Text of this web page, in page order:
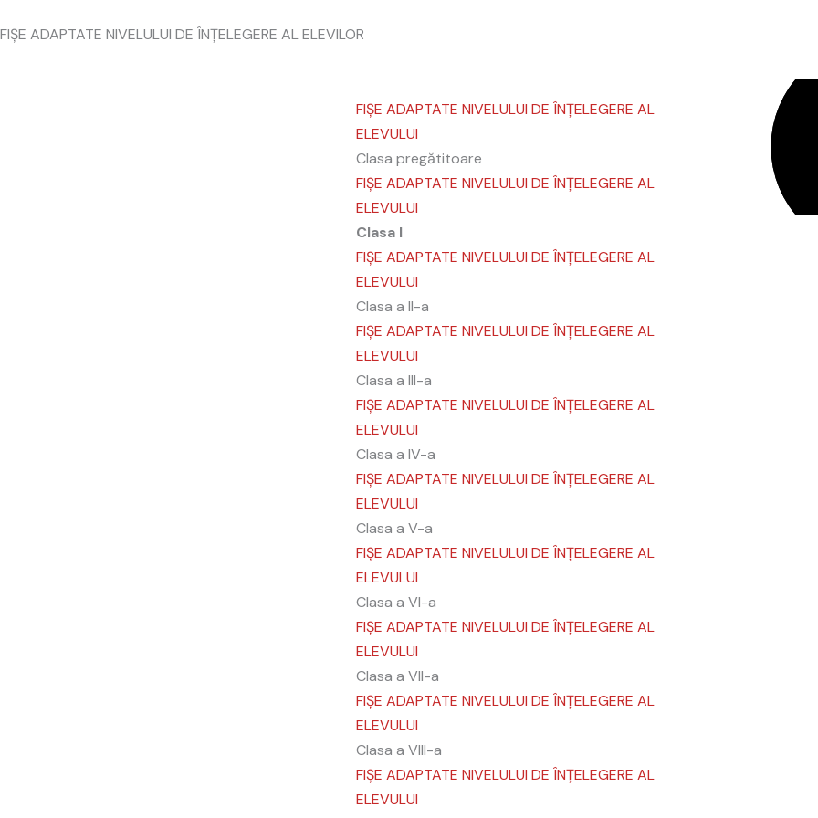
to
FIȘE ADAPTATE NIVELULUI DE ÎNȚELEGERE AL ELEVILOR
FIȘE ADAPTATE NIVELULUI DE ÎNȚELEGERE AL
ELEVULUI
Clasa pregătitoare
FIȘE ADAPTATE NIVELULUI DE ÎNȚELEGERE AL
ELEVULUI
Clasa I
FIȘE ADAPTATE NIVELULUI DE ÎNȚELEGERE AL
ELEVULUI
Clasa a II-a
FIȘE ADAPTATE NIVELULUI DE ÎNȚELEGERE AL
ELEVULUI
Clasa a III-a
FIȘE ADAPTATE NIVELULUI DE ÎNȚELEGERE AL
ELEVULUI
Clasa a IV-a
FIȘE ADAPTATE NIVELULUI DE ÎNȚELEGERE AL
ELEVULUI
Clasa a V-a
FIȘE ADAPTATE NIVELULUI DE ÎNȚELEGERE AL
ELEVULUI
Clasa a VI-a
FIȘE ADAPTATE NIVELULUI DE ÎNȚELEGERE AL
ELEVULUI
Clasa a VII-a
FIȘE ADAPTATE NIVELULUI DE ÎNȚELEGERE AL
ELEVULUI
Clasa a VIII-a
FIȘE ADAPTATE NIVELULUI DE ÎNȚELEGERE AL
ELEVULUI